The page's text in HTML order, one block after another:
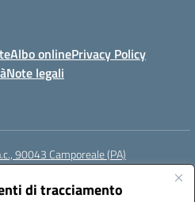
di tracciamento
Albo onlinePrivacy Policy
Note legali
90043 Camporeale (PA)